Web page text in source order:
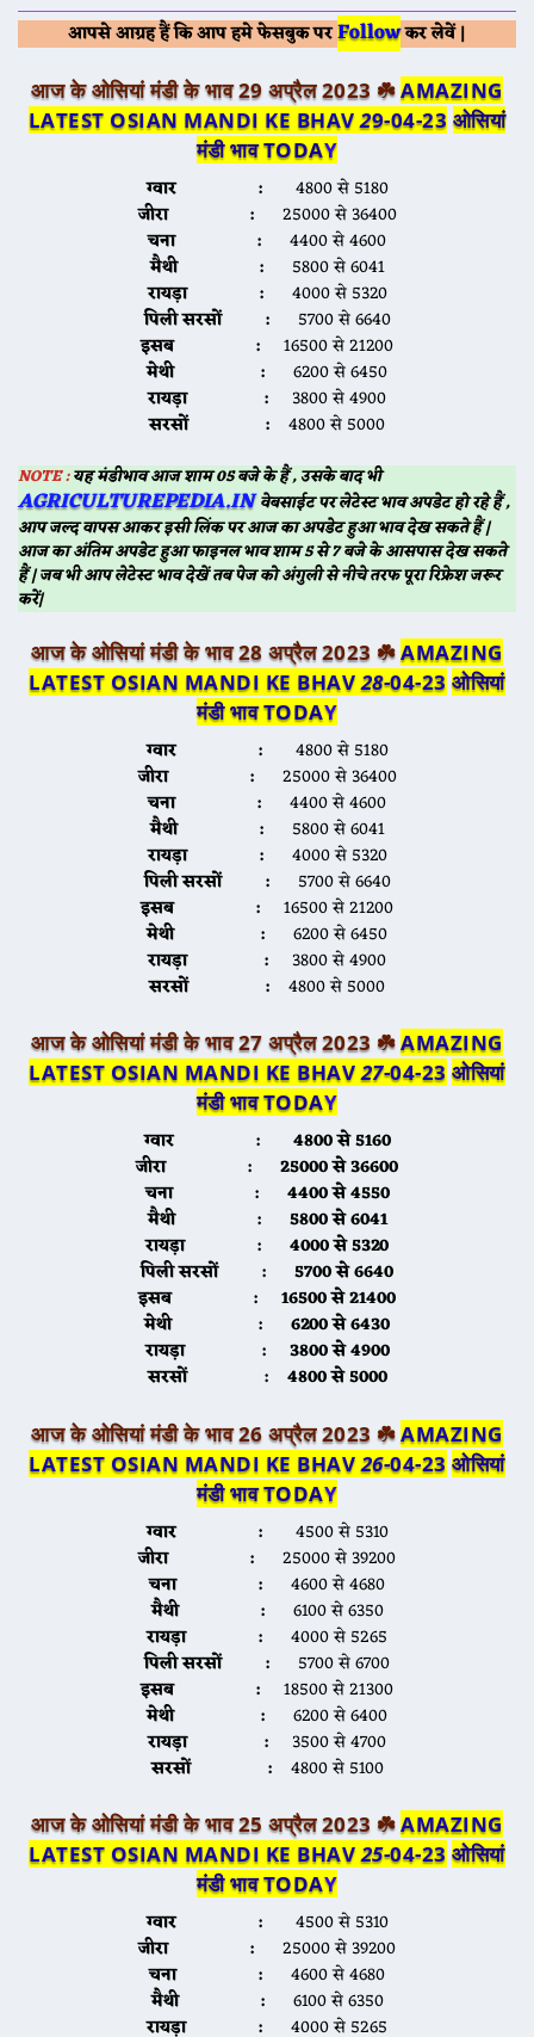
आपसे आग्रह हैं कि आप हमे फेसबुक परFollowकर लेवें |
आज के ओसियां मंडी के भाव 29 अप्रैल 2023 ☘️AMAZING
LATEST OSIAN MANDI KE BHAV29-04-23 ओसियां
मंडी भाव TODAY
ग्वार :
4800 से 5180
जीरा :
25000 से 36400
चना : 4400 से 4600
मैथी :
5800 से 6041
रायड़ा :
4000 से 5320
पिली सरसों : 5700 से 6640
इसब :
16500 से 21200
मेथी : 6200 से 6450
रायड़ा : 3800 से 4900
सरसों :
4800 से 5000
NOTE :यह मंडीभाव आज शाम 05 बजे के हैं , उसके बाद भी
AGRICULTUREPEDIA.INवेबसाईट पर लेटेस्ट भाव अपडेट हो रहे हैं ,
आप जल्द वापस आकर इसी लिंक पर आज का अपडेट हुआ भाव देख सकते हैं |
आज का अंतिम अपडेट हुआ फाइनल भाव शाम 5 से 7 बजे के आसपास देख सकते
हैं | जब भी आप लेटेस्ट भाव देखें तब पेज को अंगुली से नीचे तरफ पूरा रिफ्रेश जरूर
करें|
आज के ओसियां मंडी के भाव 28 अप्रैल 2023 ☘️AMAZING
LATEST OSIAN MANDI KE BHAV28-04-23 ओसियां
मंडी भाव TODAY
ग्वार :
4800 से 5180
जीरा :
25000 से 36400
चना : 4400 से 4600
मैथी :
5800 से 6041
रायड़ा :
4000 से 5320
पिली सरसों : 5700 से 6640
इसब :
16500 से 21200
मेथी : 6200 से 6450
रायड़ा : 3800 से 4900
सरसों :
4800 से 5000
आज के ओसियां मंडी के भाव 27 अप्रैल 2023 ☘️AMAZING
LATEST OSIAN MANDI KE BHAV27-04-23 ओसियां
मंडी भाव TODAY
ग्वार :
4800 से 5160
जीरा :
25000 से 36600
चना : 4400 से 4550
मैथी :
5800 से 6041
रायड़ा :
4000 से 5320
पिली सरसों : 5700 से 6640
इसब :
16500 से 21400
मेथी : 6200 से 6430
रायड़ा : 3800 से 4900
सरसों :
4800 से 5000
आज के ओसियां मंडी के भाव 26 अप्रैल 2023 ☘️AMAZING
LATEST OSIAN MANDI KE BHAV26-04-23 ओसियां
मंडी भाव TODAY
ग्वार :
4500 से 5310
जीरा :
25000 से 39200
चना : 4600 से 4680
मैथी :
6100 से 6350
रायड़ा :
4000 से 5265
पिली सरसों : 5700 से 6700
इसब :
18500 से 21300
मेथी : 6200 से 6400
रायड़ा : 3500 से 4700
सरसों :
4800 से 5100
आज के ओसियां मंडी के भाव 25 अप्रैल 2023 ☘️AMAZING
LATEST OSIAN MANDI KE BHAV25-04-23 ओसियां
मंडी भाव TODAY
ग्वार :
4500 से 5310
जीरा :
25000 से 39200
चना : 4600 से 4680
मैथी :
6100 से 6350
रायड़ा :
4000 से 5265